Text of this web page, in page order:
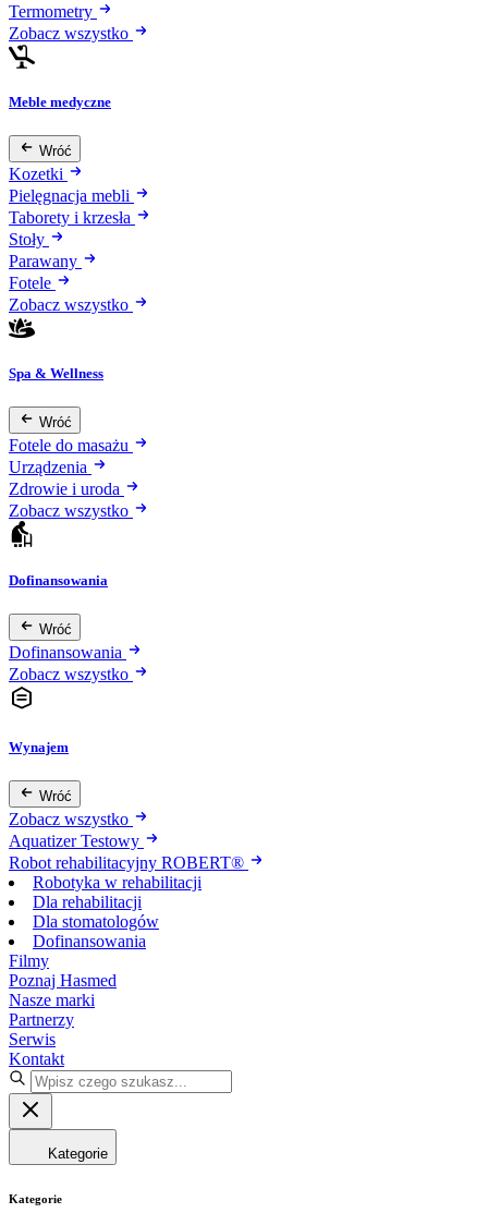
Termometry
Zobacz wszystko
Meble medyczne
Wróć
Kozetki
Pielęgnacja mebli
Taborety i krzesła
Stoły
Parawany
Fotele
Zobacz wszystko
Spa & Wellness
Wróć
Fotele do masażu
Urządzenia
Zdrowie i uroda
Zobacz wszystko
Dofinansowania
Wróć
Dofinansowania
Zobacz wszystko
Wynajem
Wróć
Zobacz wszystko
Aquatizer Testowy
Robot rehabilitacyjny ROBERT®
Robotyka w rehabilitacji
Dla rehabilitacji
Dla stomatologów
Dofinansowania
Filmy
Poznaj Hasmed
Nasze marki
Partnerzy
Serwis
Kontakt
Kategorie
Kategorie